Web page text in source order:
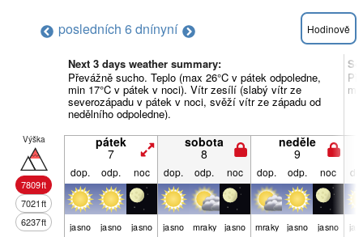
posledních 6 dnínyní Hodinově
Next 3 days weather summary:
Převážně sucho. Teplo (max 26°C v pátek odpoledne,
min 17°C v pátek v noci). Vítr zesílí (slabý vítr ze
severozápadu v pátek v noci, svěží vítr ze západu od
nedělního odpoledne).
Výška
7809ft
7021ft
6237ft
pátek
7
sobota
8
neděle
9
dop. odp. noc dop. odp. noc dop. odp. noc
jasno jasno jasno jasno mraky jasno mraky jasno jasno